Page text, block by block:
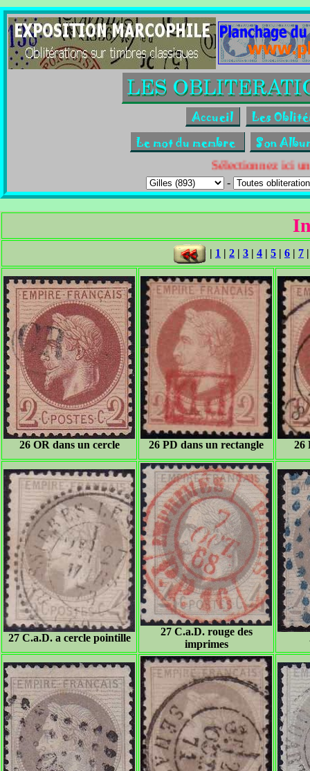
Sélectionnez ici
-
| 1 | 2 | 3 | 4 | 5 | 6 | 7
26 OR dans un cercle 26 PD dans un rectangle 26
27 C.a.D. a cercle pointille
27 C.a.D. rouge des
imprimes